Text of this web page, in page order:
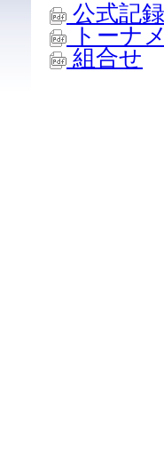
公式記
トーナ
組合せ